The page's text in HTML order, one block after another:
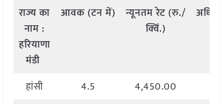
राज्यका
नाम:
हरियाणा
मंडी
आवक (टनमें) न्यूनतमरेट (रु./
क्विं.)
हांसी 4.5 4,450.00